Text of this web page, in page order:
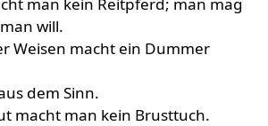
will.
Weisen macht ein Dummer
dem Sinn.
macht man kein Brusttuch.